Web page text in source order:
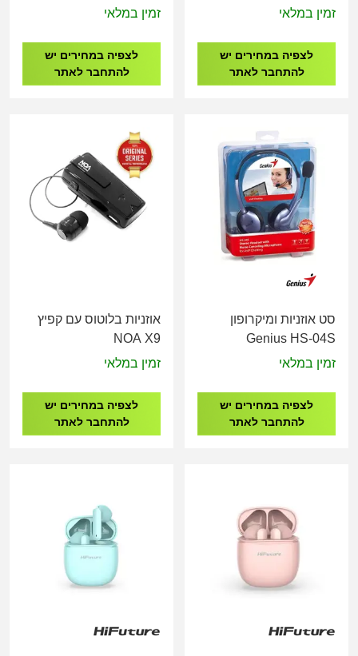
KM Switch CS62KM
זמין במלאי
לצפיה במחירים יש
להתחבר לאתר
Volume control
זמין במלאי
לצפיה במחירים יש
להתחבר לאתר
סט אוזניות ומיקרופון
Genius HS-04S
זמין במלאי
לצפיה במחירים יש
להתחבר לאתר
אוזניות בלוטוס עם קפיץ
NOA X9
זמין במלאי
לצפיה במחירים יש
להתחבר לאתר